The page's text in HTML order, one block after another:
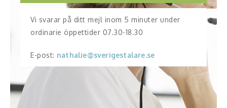
Vi svarar på ditt mejl inom 5 minuter under
ordinarie öppettider 07.30-18.30
E-post: nathalie@sverigestalare.se